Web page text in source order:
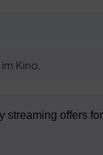
im Kino.